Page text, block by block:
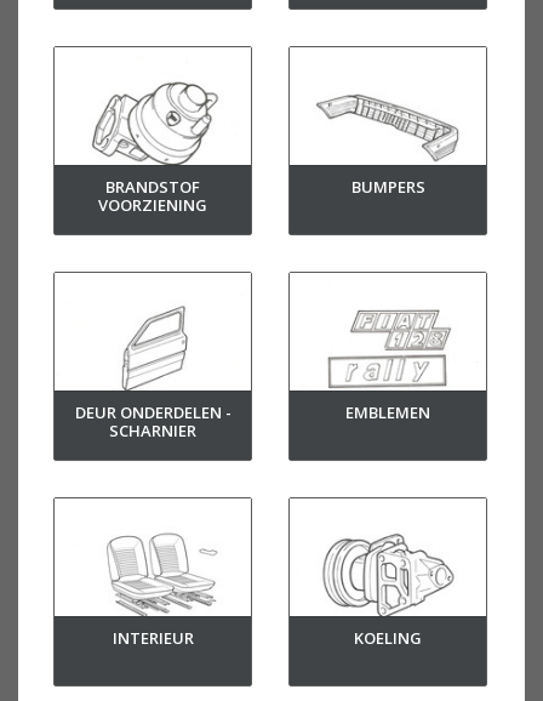
BRANDSTOF
VOORZIENING
BUMPERS
DEUR ONDERDELEN -
SCHARNIER
EMBLEMEN
INTERIEUR KOELING